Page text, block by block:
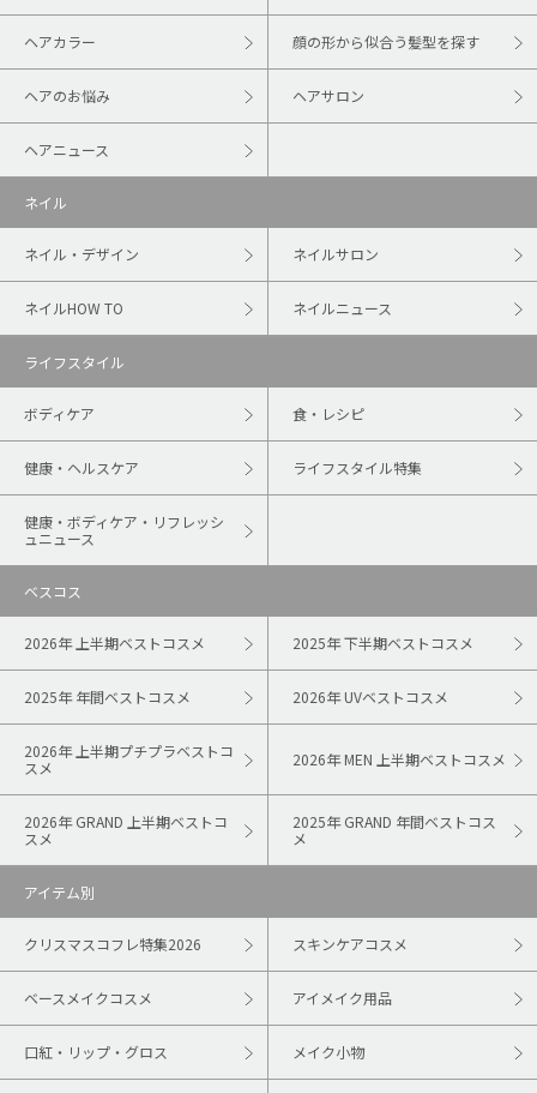
ヘアカラー 顔の形から似合う髪型を探す
ヘアのお悩み ヘアサロン
ヘアニュース
ネイル
ネイル・デザイン ネイルサロン
ネイルHOW TO ネイルニュース
ライフスタイル
ボディケア 食・レシピ
健康・ヘルスケア ライフスタイル特集
健康・ボディケア・リフレッシ
ュニュース
ベスコス
2026年 上半期ベストコスメ 2025年 下半期ベストコスメ
2025年 年間ベストコスメ 2026年 UVベストコスメ
2026年 上半期プチプラベストコ
スメ
2026年 MEN 上半期ベストコスメ
2026年 GRAND 上半期ベストコ
スメ
2025年 GRAND 年間ベストコス
メ
アイテム別
クリスマスコフレ特集2026 スキンケアコスメ
ベースメイクコスメ アイメイク用品
口紅・リップ・グロス メイク小物